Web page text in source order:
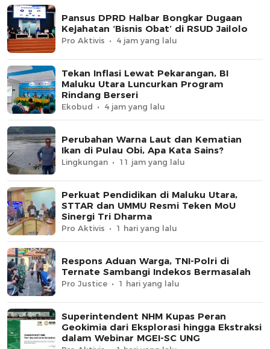
Pansus DPRD Halbar Bongkar Dugaan
Kejahatan ‘Bisnis Obat’ di RSUD Jailolo
Pro Aktivis 4 jam yang lalu
Tekan Inflasi Lewat Pekarangan, BI
Maluku Utara Luncurkan Program
Rindang Berseri
Ekobud 4 jam yang lalu
Perubahan Warna Laut dan Kematian
Ikan di Pulau Obi, Apa Kata Sains?
Lingkungan 11 jam yang lalu
Perkuat Pendidikan di Maluku Utara,
STTAR dan UMMU Resmi Teken MoU
Sinergi Tri Dharma
Pro Aktivis 1 hari yang lalu
Respons Aduan Warga, TNI-Polri di
Ternate Sambangi Indekos Bermasalah
Pro Justice 1 hari yang lalu
Superintendent NHM Kupas Peran
Geokimia dari Eksplorasi hingga Ekstraksi
dalam Webinar MGEI-SC UNG